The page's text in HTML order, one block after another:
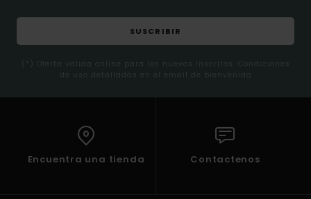
SUSCRIBIR
(*) Oferta valida online para los nuevos inscritos. Condiciones
de uso detalladas en el email de bienvenida
Encuentra una tienda Contactenos